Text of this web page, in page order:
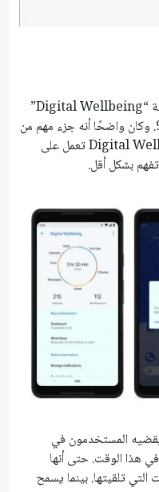
تحدثت جوجل كثيرًا عن الرفاهية الرقمية “Digital Wellbeing”
عندما كانت تستعرض تحديث أندرويد 9. وكان واضحًا أنه جزء مهم من
الإصدار الجديد. ومن الغريب أن Digital Wellbeing تعمل على
بشكل أقل.
المستخدمون في
هذا الوقت. حتى أنها
التي تلقيتها. بينما يسمح